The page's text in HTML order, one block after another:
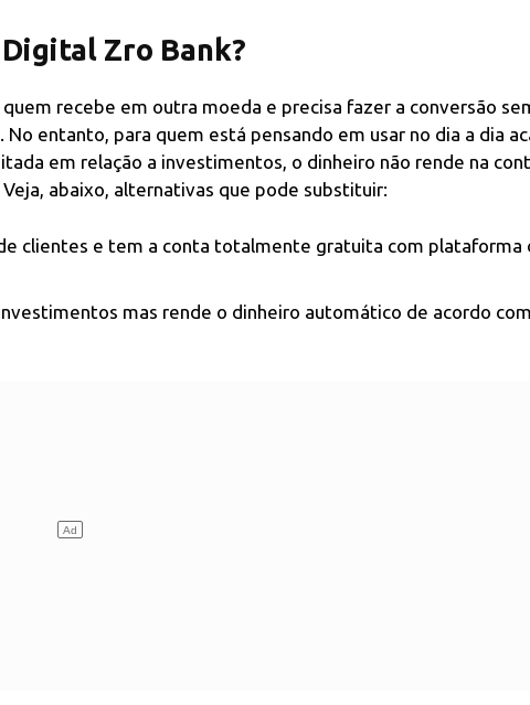
Zro Bank?
recebe em outra moeda e precisa fazer a conversão
entanto, para quem está pensando em usar no dia a dia
em relação a investimentos, o dinheiro não rende na
abaixo, alternativas que pode substituir:
clientes e tem a conta totalmente gratuita com plataforma
mas rende o dinheiro automático de acordo